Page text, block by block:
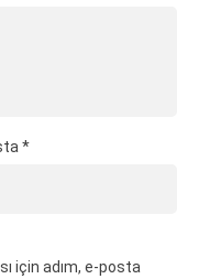
*
için adım, e-posta